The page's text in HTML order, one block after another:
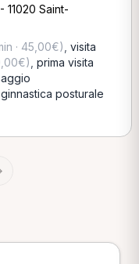
11020 Saint-
· 45,00€) visita
prima visita
ginnastica posturale